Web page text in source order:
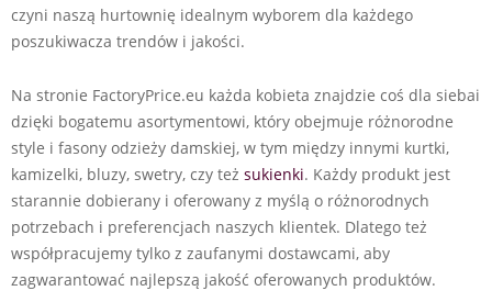
czyni naszą hurtownię idealnym wyborem dla każdego
poszukiwacza trendów i jakości.
Na stronie FactoryPrice.eu każda kobieta znajdzie coś dla siebai
dzięki bogatemu asortymentowi, który obejmuje różnorodne
style i fasony odzieży damskiej, w tym między innymi kurtki,
kamizelki, bluzy, swetry, czy też sukienki. Każdy produkt jest
starannie dobierany i oferowany z myślą o różnorodnych
potrzebach i preferencjach naszych klientek. Dlatego też
współpracujemy tylko z zaufanymi dostawcami, aby
zagwarantować najlepszą jakość oferowanych produktów.